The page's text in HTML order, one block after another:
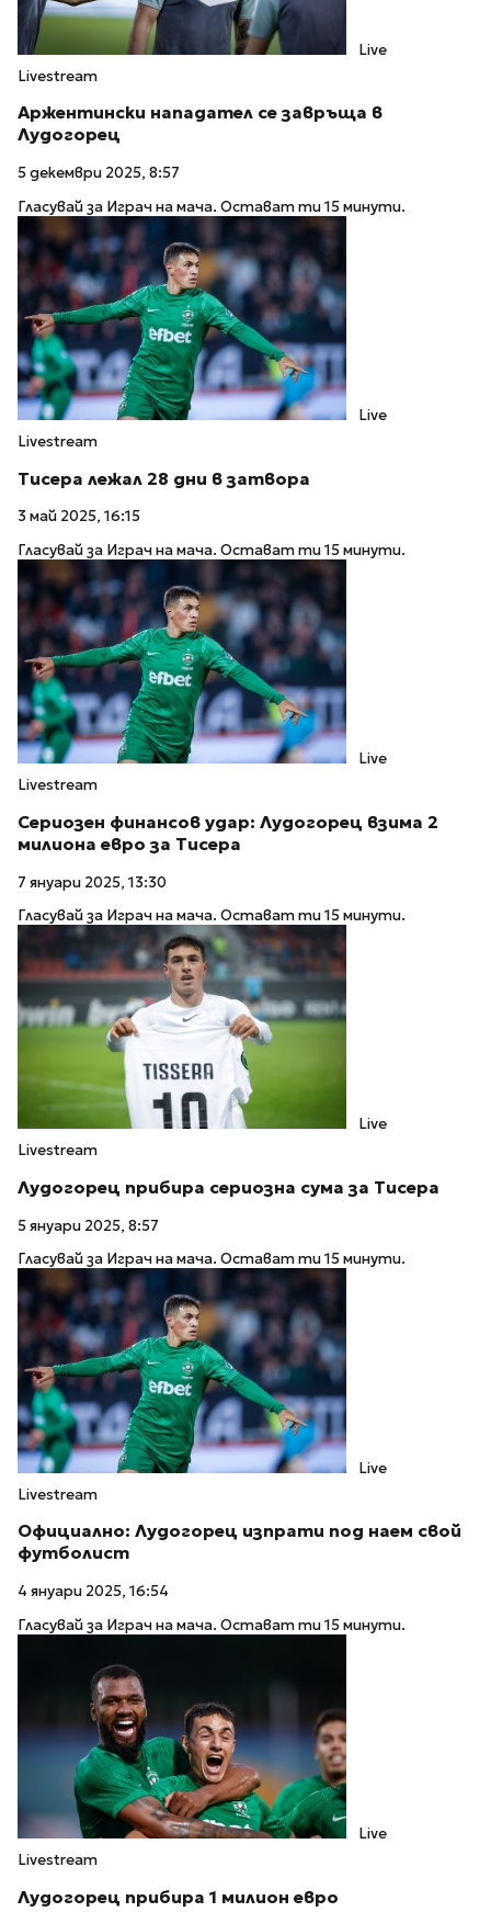
Live
Livestream
Аржентински нападател се завръща в
Лудогорец
5 декември 2025, 8:57
Гласувай за Играч на мача. Остават ти 15 минути.
Live
Livestream
Тисера лежал 28 дни в затвора
3 май 2025, 16:15
Гласувай за Играч на мача. Остават ти 15 минути.
Live
Livestream
Сериозен финансов удар: Лудогорец взима 2
милиона евро за Тисера
7 януари 2025, 13:30
Гласувай за Играч на мача. Остават ти 15 минути.
Live
Livestream
Лудогорец прибира сериозна сума за Тисера
5 януари 2025, 8:57
Гласувай за Играч на мача. Остават ти 15 минути.
Live
Livestream
Официално: Лудогорец изпрати под наем свой
футболист
4 януари 2025, 16:54
Гласувай за Играч на мача. Остават ти 15 минути.
Live
Livestream
Лудогорец прибира 1 милион евро